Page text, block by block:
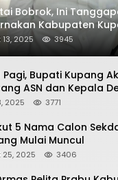
Bobrok, Ini
Kabupaten
2025 3945
Pagi, Bupati Kupang
ASN dan Kepala
2025 3771
5 Nama Calon
Mulai Muncul
25, 2025 3406